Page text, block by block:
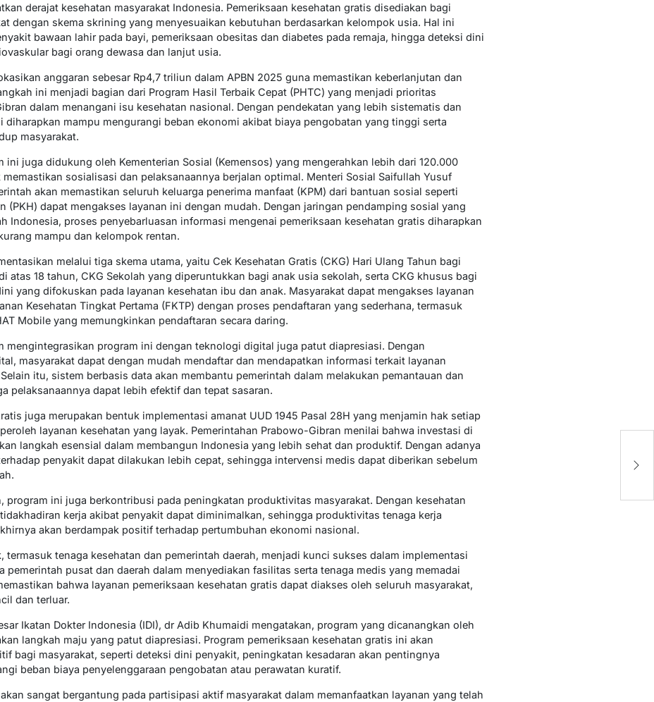
derajat kesehatan masyarakat Indonesia. Pemeriksaan kesehatan gratis disediakan bagi
dengan skema skrining yang menyesuaikan kebutuhan berdasarkan kelompok usia. Hal ini
bawaan lahir pada bayi, pemeriksaan obesitas dan diabetes pada remaja, hingga deteksi dini
bagi orang dewasa dan lanjut usia.
anggaran sebesar Rp4,7 triliun dalam APBN 2025 guna memastikan keberlanjutan dan
ini menjadi bagian dari Program Hasil Terbaik Cepat (PHTC) yang menjadi prioritas
dalam menangani isu kesehatan nasional. Dengan pendekatan yang lebih sistematis dan
diharapkan mampu mengurangi beban ekonomi akibat biaya pengobatan yang tinggi serta
masyarakat.
ini juga didukung oleh Kementerian Sosial (Kemensos) yang mengerahkan lebih dari 120.000
sosialisasi dan pelaksanaannya berjalan optimal. Menteri Sosial Saifullah Yusuf
akan memastikan seluruh keluarga penerima manfaat (KPM) dari bantuan sosial seperti
(PKH) dapat mengakses layanan ini dengan mudah. Dengan jaringan pendamping sosial yang
Indonesia, proses penyebarluasan informasi mengenai pemeriksaan kesehatan gratis diharapkan
mampu dan kelompok rentan.
melalui tiga skema utama, yaitu Cek Kesehatan Gratis (CKG) Hari Ulang Tahun bagi
atas 18 tahun, CKG Sekolah yang diperuntukkan bagi anak usia sekolah, serta CKG khusus bagi
yang difokuskan pada layanan kesehatan ibu dan anak. Masyarakat dapat mengakses layanan
Kesehatan Tingkat Pertama (FKTP) dengan proses pendaftaran yang sederhana, termasuk
Mobile yang memungkinkan pendaftaran secara daring.
mengintegrasikan program ini dengan teknologi digital juga patut diapresiasi. Dengan
masyarakat dapat dengan mudah mendaftar dan mendapatkan informasi terkait layanan
itu, sistem berbasis data akan membantu pemerintah dalam melakukan pemantauan dan
pelaksanaannya dapat lebih efektif dan tepat sasaran.
juga merupakan bentuk implementasi amanat UUD 1945 Pasal 28H yang menjamin hak setiap
layanan kesehatan yang layak. Pemerintahan Prabowo-Gibran menilai bahwa investasi di
langkah esensial dalam membangun Indonesia yang lebih sehat dan produktif. Dengan adanya
penyakit dapat dilakukan lebih cepat, sehingga intervensi medis dapat diberikan sebelum
program ini juga berkontribusi pada peningkatan produktivitas masyarakat. Dengan kesehatan
kerja akibat penyakit dapat diminimalkan, sehingga produktivitas tenaga kerja
akan berdampak positif terhadap pertumbuhan ekonomi nasional.
termasuk tenaga kesehatan dan pemerintah daerah, menjadi kunci sukses dalam implementasi
pemerintah pusat dan daerah dalam menyediakan fasilitas serta tenaga medis yang memadai
bahwa layanan pemeriksaan kesehatan gratis dapat diakses oleh seluruh masyarakat,
dan terluar.
Ikatan Dokter Indonesia (IDI), dr Adib Khumaidi mengatakan, program yang dicanangkan oleh
langkah maju yang patut diapresiasi. Program pemeriksaan kesehatan gratis ini akan
bagi masyarakat, seperti deteksi dini penyakit, peningkatan kesadaran akan pentingnya
beban biaya penyelenggaraan pengobatan atau perawatan kuratif.
sangat bergantung pada partisipasi aktif masyarakat dalam memanfaatkan layanan yang telah